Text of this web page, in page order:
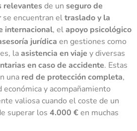
relevantesde un seguro de
se encuentran eltraslado y la
internacional, elapoyo psicológico
jurídica en gestiones como
laasistencia en viaje y diversas
en caso de accidente. Estas
una red de protección completa,
y acompañamiento
valiosa cuando el coste de un
superar los 4.000 €en muchas